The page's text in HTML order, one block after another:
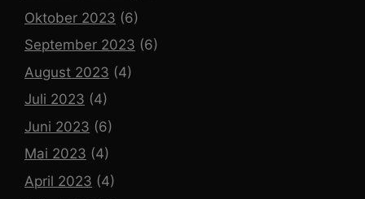
Oktober 2023 (6)
September 2023 (6)
August 2023 (4)
Juli 2023 (4)
Juni 2023 (6)
Mai 2023 (4)
April 2023 (4)